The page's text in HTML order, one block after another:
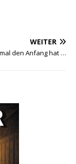
WEITER
den Anfang hat …